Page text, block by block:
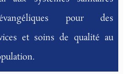
pour des
et soins de qualité au